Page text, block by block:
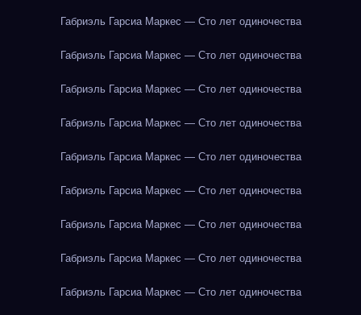
Габриэль Гарсиа Маркес — Сто лет одиночества
Габриэль Гарсиа Маркес — Сто лет одиночества
Габриэль Гарсиа Маркес — Сто лет одиночества
Габриэль Гарсиа Маркес — Сто лет одиночества
Габриэль Гарсиа Маркес — Сто лет одиночества
Габриэль Гарсиа Маркес — Сто лет одиночества
Габриэль Гарсиа Маркес — Сто лет одиночества
Габриэль Гарсиа Маркес — Сто лет одиночества
Габриэль Гарсиа Маркес — Сто лет одиночества